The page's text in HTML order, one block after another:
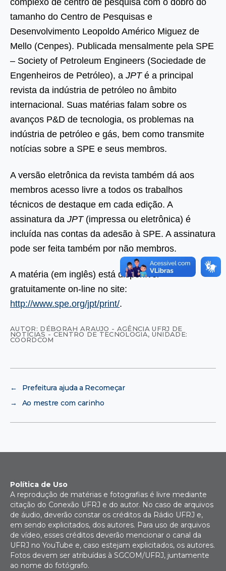
complexo de centro de pesquisa com o dobro do
tamanho do Centro de Pesquisas e
Desenvolvimento Leopoldo Américo Miguez de
Mello (Cenpes). Publicada mensalmente pela SPE
– Society of Petroleum Engineers (Sociedade de
Engenheiros de Petróleo), a JPTé a principal
revista da indústria de petróleo no âmbito
internacional. Suas matérias falam sobre os
avanços P&D de tecnologia, os problemas na
indústria de petróleo e gás, bem como transmite
notícias sobre a SPE e seus membros.
A versão eletrônica da revista também dá aos
membros acesso livre a todos os trabalhos
técnicos de destaque em cada edição. A
assinatura da JPT(impressa ou eletrônica) é
incluída nas contas da adesão à SPE. A assinatura
pode ser feita também por não membros.
A matéria (em inglês) está disponível
gratuitamente on-line no site:
http://www.spe.org/jpt/print/.
AUTOR: DÉBORAH ARAUJO - AGÊNCIA UFRJ DE
NOTÍCIAS - CENTRO DE TECNOLOGIA, UNIDADE:
COORDCOM
←
Prefeitura ajuda a Recomeçar
→
Ao mestre com carinho
Política de Uso
A reprodução de matérias e fotografias é livre mediante
citação do Conexão UFRJ e do autor. No caso de arquivos
de áudio, deverão constar os créditos da Rádio UFRJ e,
em sendo explicitados, dos autores. Para uso de arquivos
de vídeo, esses créditos deverão mencionar o canal da
UFRJ no YouTube e, caso estejam explicitados, os autores.
Fotos devem ser atribuídas à SGCOM/UFRJ, juntamente
ao nome do fotógrafo.